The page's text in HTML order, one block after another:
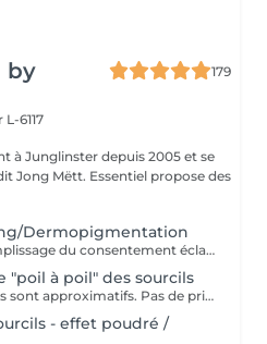
by
179
6117
à Junglinster depuis 2005 et se
propose des
Dermopigmentation
Rendez-vous informatif, remplissage du consentement éclairé pour la réalisation d'un acte de tatouage. Évaluation du tatouage à réaliser, choix de la technique la mieux adaptée. La consultation est considérée comme un acompte si prise de rendez-vous pour le tatouage endéans les 15 jours.
"poil à poil" des sourcils
Les prix et les temps indiqués sont approximatifs. Pas de prise de rendez-vous sans consultation préalable. Réservable en ligne ou par téléphone.
- effet poudré /